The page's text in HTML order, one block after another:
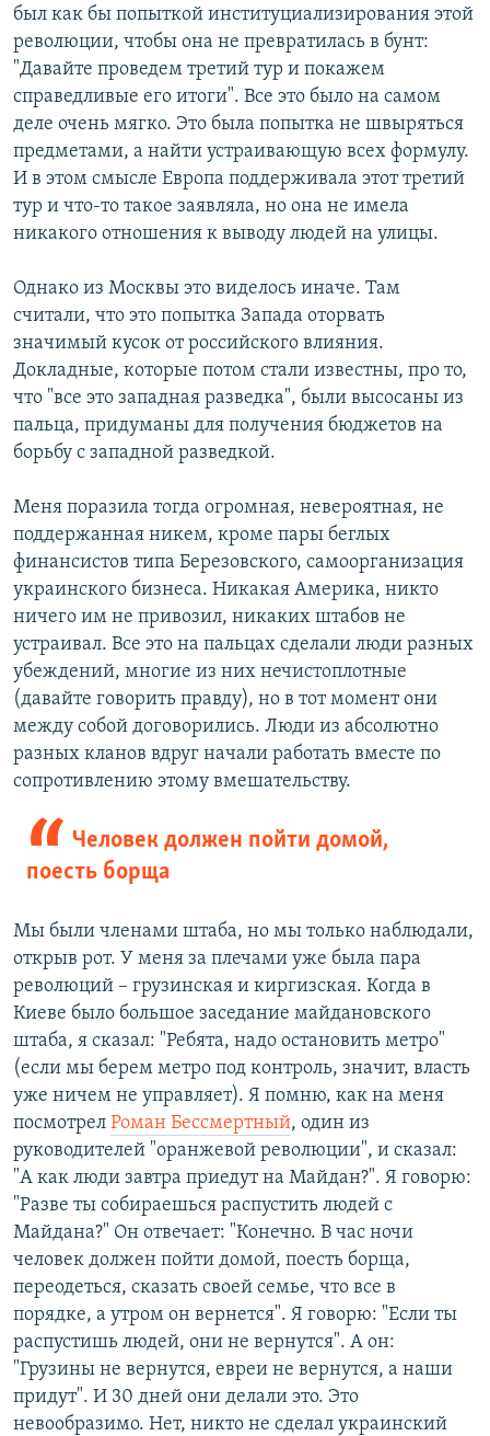
был как бы попыткой институциализирования этой
революции, чтобы она не превратилась в бунт:
"Давайте проведем третий тур и покажем
справедливые его итоги". Все это было на самом
деле очень мягко. Это была попытка не швыряться
предметами, а найти устраивающую всех формулу.
И в этом смысле Европа поддерживала этот третий
тур и что-то такое заявляла, но она не имела
никакого отношения к выводу людей на улицы.
Однако из Москвы это виделось иначе. Там
считали, что это попытка Запада оторвать
значимый кусок от российского влияния.
Докладные, которые потом стали известны, про то,
что "все это западная разведка", были высосаны из
пальца, придуманы для получения бюджетов на
борьбу с западной разведкой.
Меня поразила тогда огромная, невероятная, не
поддержанная никем, кроме пары беглых
финансистов типа Березовского, самоорганизация
украинского бизнеса. Никакая Америка, никто
ничего им не привозил, никаких штабов не
устраивал. Все это на пальцах сделали люди разных
убеждений, многие из них нечистоплотные
(давайте говорить правду), но в тот момент они
между собой договорились. Люди из абсолютно
разных кланов вдруг начали работать вместе по
сопротивлению этому вмешательству.
Человек должен пойти домой,
поесть борща
Мы были членами штаба, но мы только наблюдали,
открыв рот. У меня за плечами уже была пара
революций – грузинская и киргизская. Когда в
Киеве было большое заседание майдановского
штаба, я сказал: "Ребята, надо остановить метро"
(если мы берем метро под контроль, значит, власть
уже ничем не управляет). Я помню, как на меня
посмотрел Роман Бессмертный, один из
руководителей "оранжевой революции", и сказал:
"А как люди завтра приедут на Майдан?". Я говорю:
"Разве ты собираешься распустить людей с
Майдана?" Он отвечает: "Конечно. В час ночи
человек должен пойти домой, поесть борща,
переодеться, сказать своей семье, что все в
порядке, а утром он вернется". Я говорю: "Если ты
распустишь людей, они не вернутся". А он:
"Грузины не вернутся, евреи не вернутся, а наши
придут". И 30 дней они делали это. Это
невообразимо. Нет, никто не сделал украинский